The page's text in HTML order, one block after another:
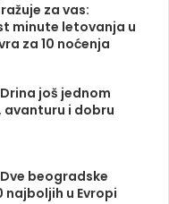
za vas:
minute letovanja u
za 10 noćenja
još jednom
i dobru
beogradske
najboljih u Evropi